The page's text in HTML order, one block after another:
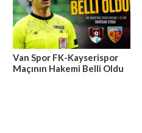
Van Spor FK-Kayserispor
Maçının Hakemi Belli Oldu